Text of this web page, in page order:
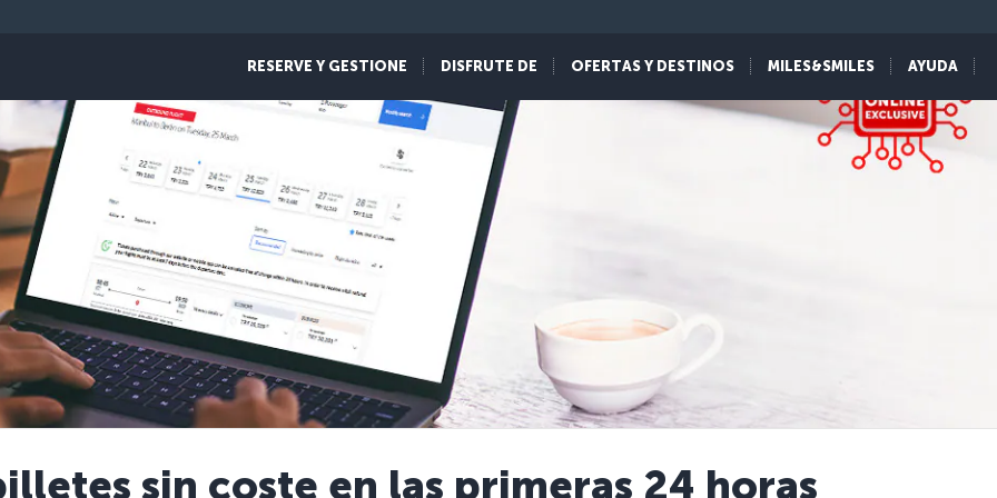
RESERVE Y GESTIONE DISFRUTE DE OFERTAS Y DESTINOS MILES&SMILES AYUDA
sin coste en las primeras 24 horas